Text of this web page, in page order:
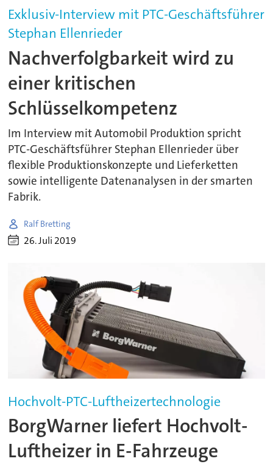
Exklusiv-Interview mit PTC-Geschäftsführer
Stephan Ellenrieder
Nachverfolgbarkeit wird zu
einer kritischen
Schlüsselkompetenz
Im Interview mit Automobil Produktion spricht
PTC-Geschäftsführer Stephan Ellenrieder über
flexible Produktionskonzepte und Lieferketten
sowie intelligente Datenanalysen in der smarten
Fabrik.
Ralf Bretting
26. Juli 2019
Hochvolt-PTC-Luftheizertechnologie
BorgWarner liefert Hochvolt-
Luftheizer in E-Fahrzeuge